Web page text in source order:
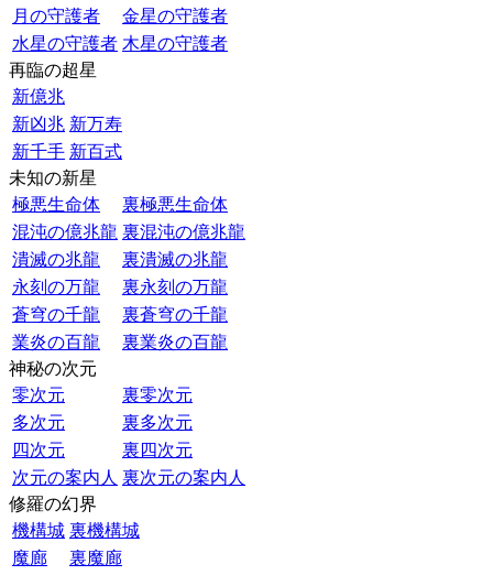
月の守護者
金星の守護者
水星の守護者 木星の守護者
再臨の超星
新億兆
新凶兆 新万寿
新千手 新百式
未知の新星
極悪生命体
裏極悪生命体
混沌の億兆龍 裏混沌の億兆龍
潰滅の兆龍
裏潰滅の兆龍
永刻の万龍
裏永刻の万龍
蒼穹の千龍
裏蒼穹の千龍
業炎の百龍
裏業炎の百龍
神秘の次元
零次元
裏零次元
多次元
裏多次元
四次元
裏四次元
次元の案内人 裏次元の案内人
修羅の幻界
機構城 裏機構城
魔廊
裏魔廊